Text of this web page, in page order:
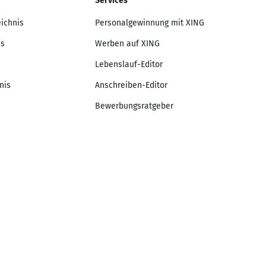
Personalgewinnung mit XING
Werben auf XING
Lebenslauf-Editor
Anschreiben-Editor
Bewerbungsratgeber